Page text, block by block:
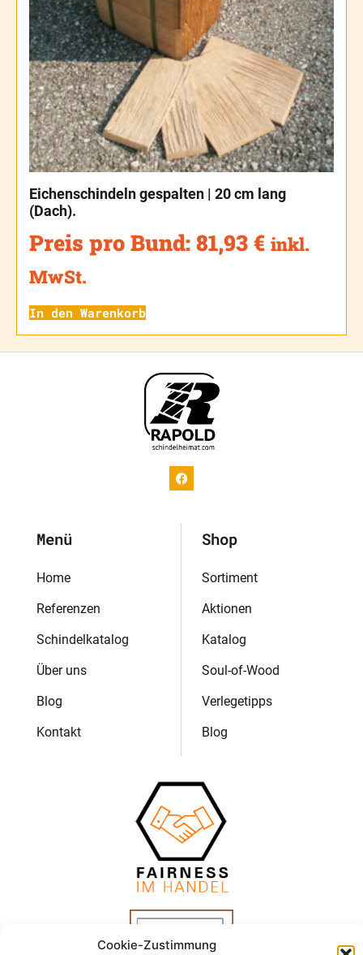
Cookie-Zustimmung
Eichenschindeln gespalten | 20 cm lang
(Dach).
Preis pro Bund: 81,93 € inkl.
MwSt.
In den Warenkorb
Menü
Home
Referenzen
Schindelkatalog
Über uns
Blog
Kontakt
Shop
Sortiment
Aktionen
Katalog
Soul-of-Wood
Verlegetipps
Blog